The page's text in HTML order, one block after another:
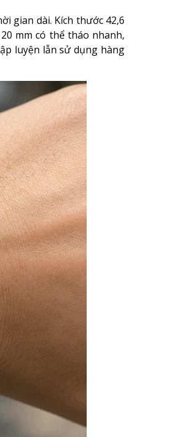
gian dài. Kích thước 42,6
mm có thể tháo nhanh,
luyện lẫn sử dụng hàng